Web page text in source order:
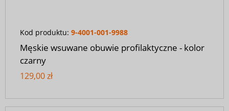
Kod produktu: 9-4001-001-9988
Męskie wsuwane obuwie profilaktyczne - kolor
czarny
129,00 zł